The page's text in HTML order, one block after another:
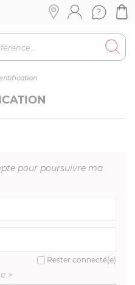
pour poursuivre ma
Rester connecté(e)
>